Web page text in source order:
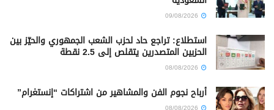
استطلاع: تراجع حاد لحزب الشعب الجمهوري والحيّز بين
الحزبين المتصدرين يتقلص إلى 2.5 نقطة
أرباح نجوم الفن والمشاهير من اشتراكات “إنستغرام”